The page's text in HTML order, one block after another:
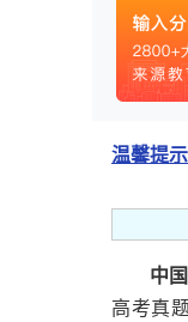
温馨提
中国
高考真